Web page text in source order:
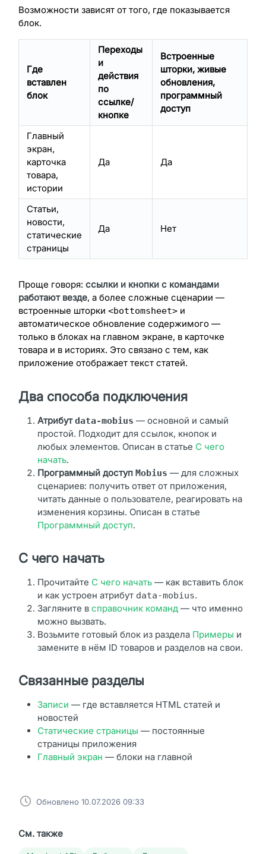
Возможности зависят от того, где показывается
блок.
Где
вставлен
блок
Переходы
и
действия
по
ссылке/
кнопке
Встроенные
шторки, живые
обновления,
программный
доступ
Главный
экран,
карточка
товара,
истории
Да Да
Статьи,
новости,
статические
страницы
Да Нет
Проще говоря: ссылки и кнопки с командами
работают везде, а более сложные сценарии —
встроенные шторки <bottomsheet> и
автоматическое обновление содержимого —
только в блоках на главном экране, в карточке
товара и в историях. Это связано с тем, как
приложение отображает текст статей.
Два способа подключения
Атрибутdata-mobius — основной и самый
простой. Подходит для ссылок, кнопок и
любых элементов. Описан в статье С чего
начать.
Программный доступ Mobius — для сложных
сценариев: получить ответ от приложения,
читать данные о пользователе, реагировать на
изменения корзины. Описан в статье
Программный доступ.
С чего начать
Прочитайте С чего начать — как вставить блок
и как устроен атрибут data-mobius.
Загляните в справочник команд — что именно
можно вызвать.
Возьмите готовый блок из раздела Примеры и
замените в нём ID товаров и разделов на свои.
Связанные разделы
Записи — где вставляется HTML статей и
новостей
Статические страницы — постоянные
страницы приложения
Главный экран — блоки на главной
Обновлено 10.07.2026 09:33
См. также